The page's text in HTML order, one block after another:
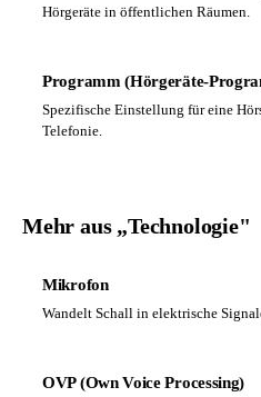
Hörgeräte in öffentlichen Räumen.
Programm (Hörgeräte-
Spezifische Einstellung für eine
Telefonie.
Mehr aus „Technologie"
Mikrofon
Wandelt Schall in elektrische
OVP (Own Voice Processing)